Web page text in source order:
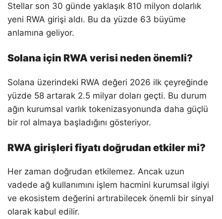
Stellar son 30 günde yaklaşık 810 milyon dolarlık
yeni RWA girişi aldı. Bu da yüzde 63 büyüme
anlamına geliyor.
Solana için RWA verisi neden önemli?
Solana üzerindeki RWA değeri 2026 ilk çeyreğinde
yüzde 58 artarak 2.5 milyar doları geçti. Bu durum
ağın kurumsal varlık tokenizasyonunda daha güçlü
bir rol almaya başladığını gösteriyor.
RWA girişleri fiyatı doğrudan etkiler mi?
Her zaman doğrudan etkilemez. Ancak uzun
vadede ağ kullanımını işlem hacmini kurumsal ilgiyi
ve ekosistem değerini artırabilecek önemli bir sinyal
olarak kabul edilir.